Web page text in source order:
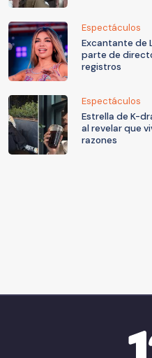
Espectáculos
Excantante de
parte de
registros
Espectáculos
Estrella de K-
al revelar que
razones